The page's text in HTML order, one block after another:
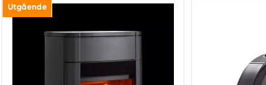
Utgående